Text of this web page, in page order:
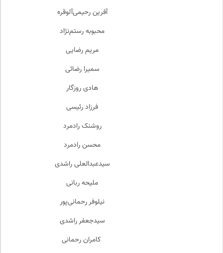
آفرین رحیمی‌آلوقره
محبوبه رستم‌نژاد
مریم رضایی
سمیرا رضائی
هادی روزگار
فرزاد رئیسی
روشنک رادمرد
محسن رادمرد
سیدعبدالعلی راشدی
ملیحه ربانی
نیلوفر رحمانی‌پور
سیدجعفر راشدی
کامران رحمانی